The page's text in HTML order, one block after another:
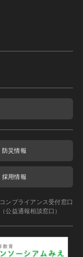
防災情報
採用情報
コンプライアンス受付窓口
（公益通報相談窓口）